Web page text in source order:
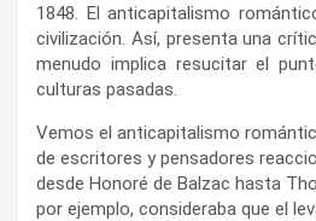
1848. El anticapitalismo
civilización. Así, presenta una
menudo implica resucitar el
culturas pasadas.
Vemos el anticapitalismo
de escritores y pensadores
desde Honoré de Balzac hasta
por ejemplo, consideraba que el